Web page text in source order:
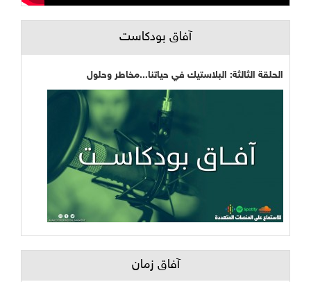
آفاق بودكاست
الحلقة الثالثة: البلاستيك في حياتنا...مخاطر وحلول
آفاق زمان